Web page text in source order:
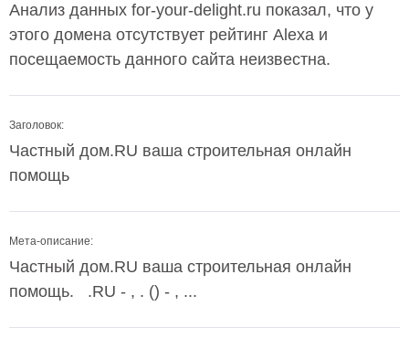
Анализ данных for-your-delight.ru показал, что у
этого домена отсутствует рейтинг Alexa и
посещаемость данного сайта неизвестна.
Заголовок:
Частный дом.RU ваша строительная онлайн
помощь
Мета-описание:
Частный дом.RU ваша строительная онлайн
помощь. .RU - , . () - , ...